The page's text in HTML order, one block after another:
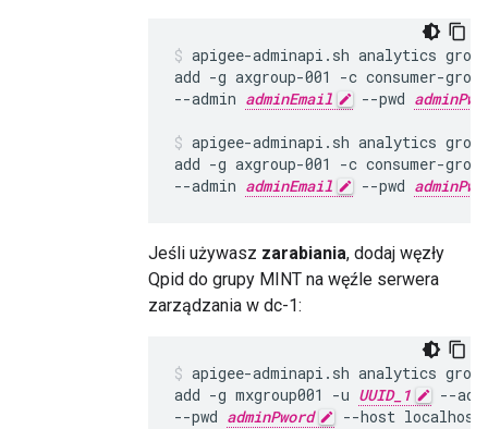
apigee-adminapi.sh analytics
add -g axgroup-001 -c consumer-
--admin adminEmail --pwd
apigee-adminapi.sh analytics
add -g axgroup-001 -c consumer-
--admin adminEmail --pwd
Jeśli używasz zarabiania, dodaj węzły
Qpid do grupy MINT na węźle serwera
zarządzania w dc-1:
apigee-adminapi.sh analytics
add -g mxgroup001 -u UUID_1
--
--pwd adminPword --host localhost